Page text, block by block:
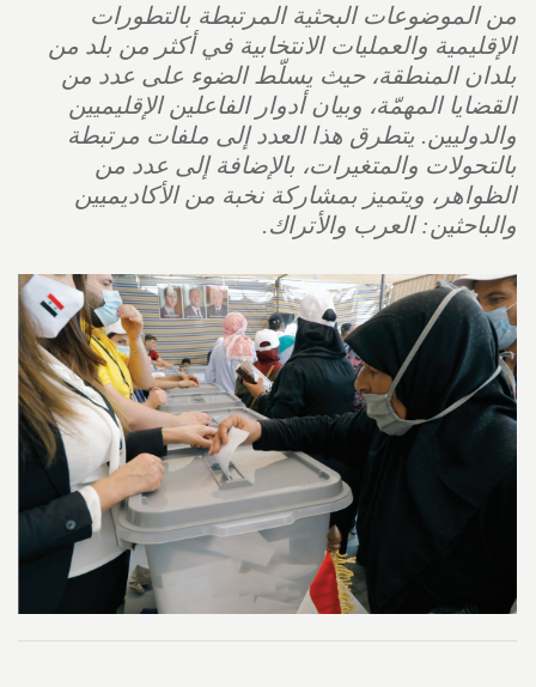
من الموضوعات البحثية المرتبطة بالتطورات
الإقليمية والعمليات الانتخابية في أكثر من بلد من
بلدان المنطقة، حيث يسلّط الضوء على عدد من
القضايا المهمّة، وبيان أدوار الفاعلين الإقليميين
والدوليين. يتطرق هذا العدد إلى ملفات مرتبطة
بالتحولات والمتغيرات، بالإضافة إلى عدد من
الظواهر، ويتميز بمشاركة نخبة من الأكاديميين
والباحثين: العرب والأتراك.